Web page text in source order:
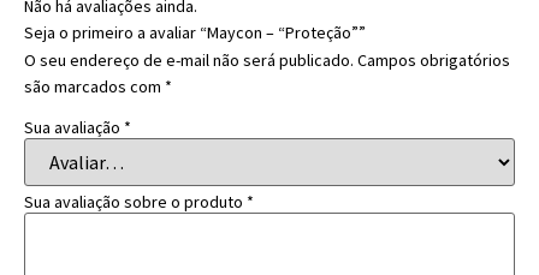
Não há avaliações ainda.
Seja o primeiro a avaliar “Maycon – “Proteção””
O seu endereço de e-mail não será publicado. Campos obrigatórios
são marcados com *
Sua avaliação *
Sua avaliação sobre o produto *